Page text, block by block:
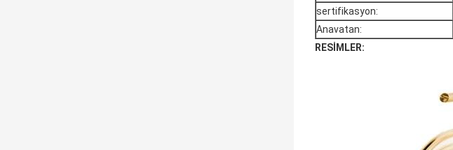
sertifikasyon:
Anavatan:
RESİMLER: